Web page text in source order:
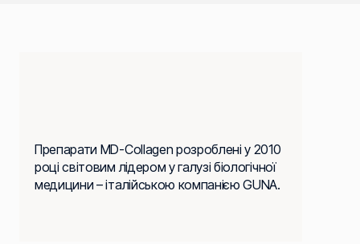
Препарати MD-Collagen розроблені у 2010
році світовим лідером у галузі біологічної
медицини – італійською компанією GUNA.